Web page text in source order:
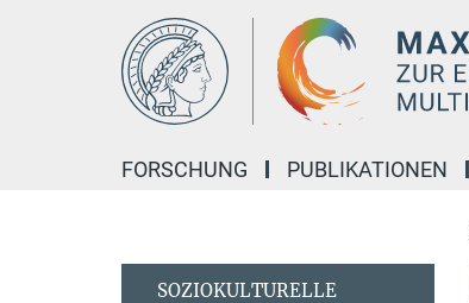
FORSCHUNG PUBLIKATIONEN
SOZIOKULTURELLE